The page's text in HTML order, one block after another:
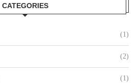
CATEGORIES
(1)
(2)
(1)